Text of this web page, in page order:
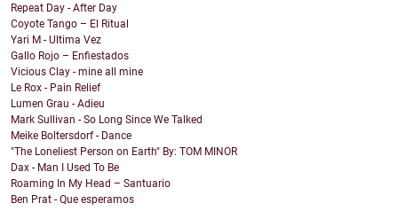
Repeat Day - After Day
Coyote Tango – El Ritual
Yari M - Ultima Vez
Gallo Rojo – Enfiestados
Vicious Clay - mine all mine
Le Rox - Pain Relief
Lumen Grau - Adieu
Mark Sullivan - So Long Since We Talked
Meike Boltersdorf - Dance
"The Loneliest Person on Earth" By: TOM MINOR
Dax - Man I Used To Be
Roaming In My Head – Santuario
Ben Prat - Que esperamos